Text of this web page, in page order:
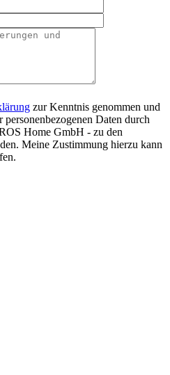
zur Kenntnis genommen und
Daten durch
Home GmbH - zu den
Meine Zustimmung hierzu kann